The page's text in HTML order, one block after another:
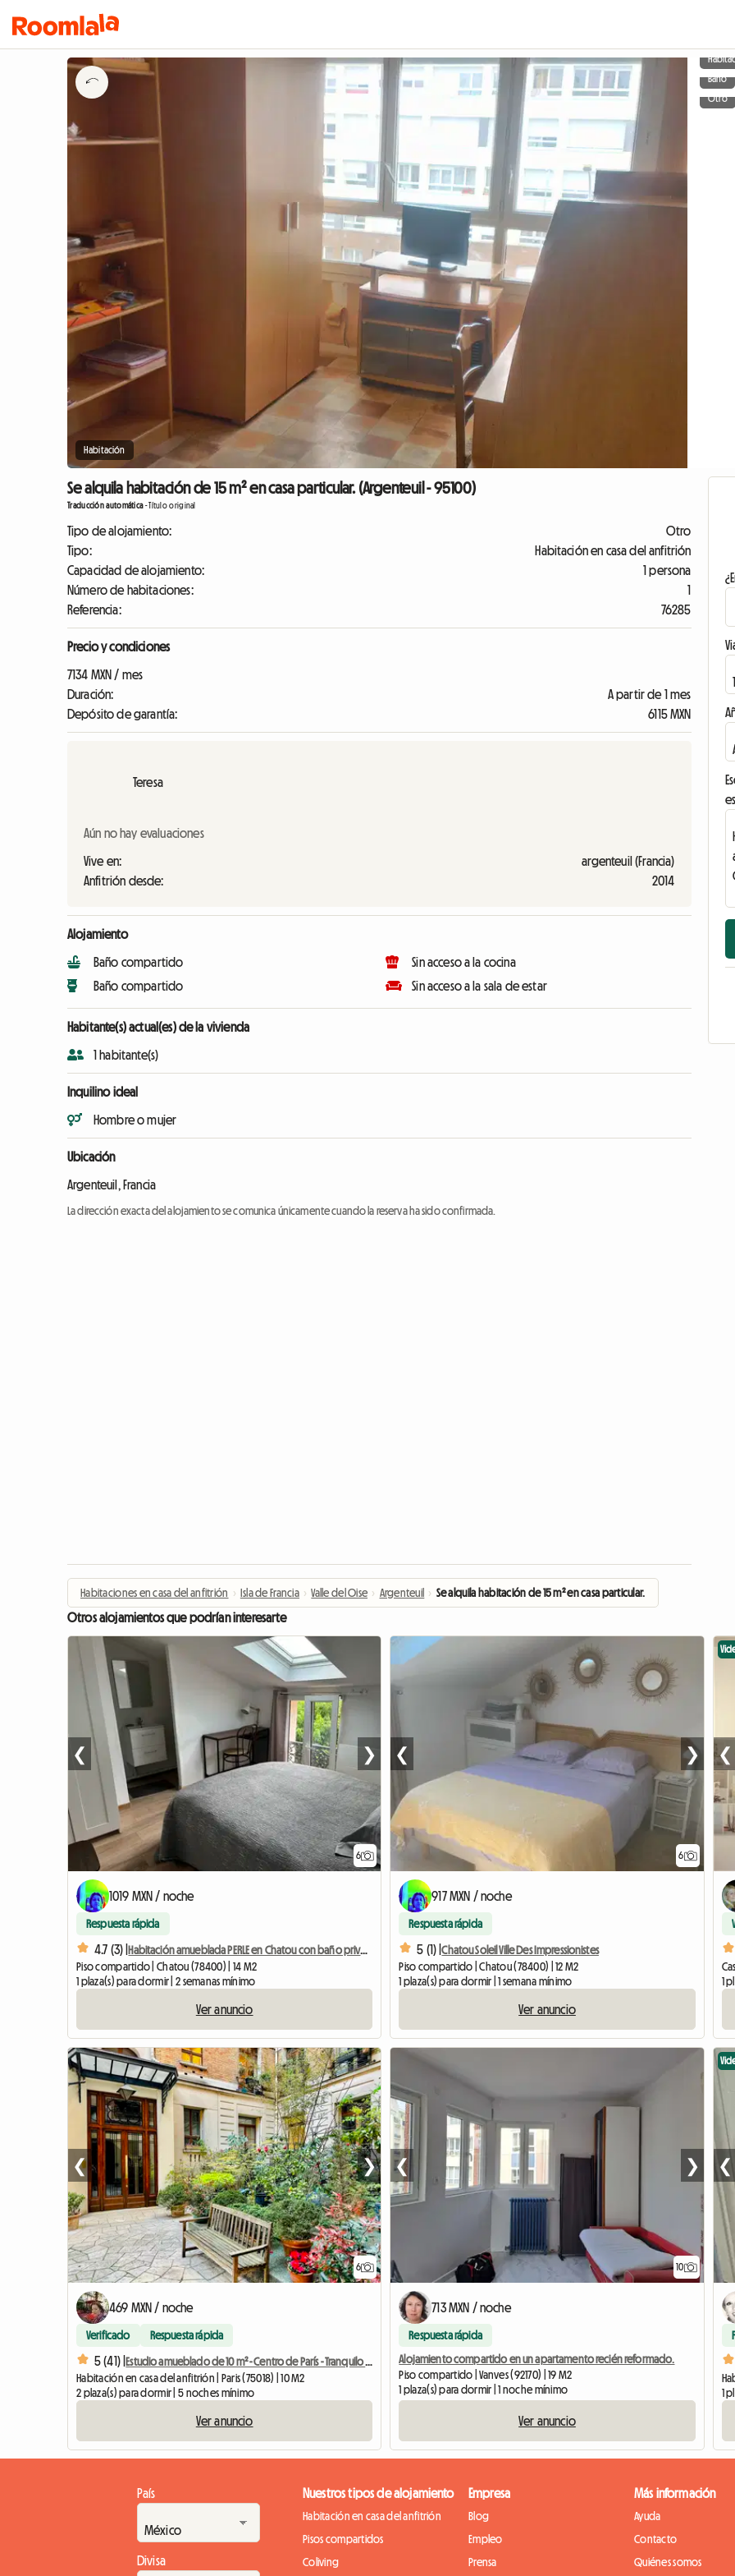
Habitación
Baño
Otro
Se alquila habitación de 15 m² en casa particular. (Argenteuil - 95100)
Traducción automática-Título original
Tipo de alojamiento:
Otro
Tipo:
Habitación en casa del anfitrión
Capacidad de alojamiento:
1 persona
Número de habitaciones:
1
Referencia:
76285
Precio y condiciones
7134 MXN / mes
Duración:
A partir de 1 mes
Depósito de garantía:
6115 MXN
Teresa
Aún no hay evaluaciones
Vive en:
argenteuil (Francia)
Anfitrión desde:
2014
Alojamiento
Baño compartido
Baño compartido
Sin acceso a la cocina
Sin acceso a la sala de estar
Habitante(s) actual(es) de la vivienda
1 habitante(s)
Inquilino ideal
Hombre o mujer
Ubicación
Argenteuil, Francia
La dirección exacta del alojamiento se comunica únicamente cuando la reserva ha sido confirmada.
Habitaciones en casa del anfitrión › Isla de Francia › Valle del Oise › Argenteuil › Se alquila habitación de 15 m² en casa particular.
Otros alojamientos que podrían interesarte
6
❮ ❯
1019 MXN / noche
Respuesta rápida
4.7 (3) |
Habitación amueblada PERLE en Chatou con baño privado
Piso compartido | Chatou (78400) | 14 M2
1 plaza(s) para dormir | 2 semanas mínimo
Ver anuncio
6
❮ ❯
917 MXN / noche
Respuesta rápida
5 (1) |Chatou Soleil Ville Des Impressionistes
Piso compartido | Chatou (78400) | 12 M2
1 plaza(s) para dormir | 1 semana mínimo
Ver anuncio
❮
1
6
❮ ❯
469 MXN / noche
Verificado Respuesta rápida
5 (41) |
Estudio amueblado de 10 m² - Centro de París - Tranquilo y luminoso
Habitación en casa del anfitrión | Paris (75018) | 10 M2
2 plaza(s) para dormir | 5 noches mínimo
Ver anuncio
10
❮ ❯
713 MXN / noche
Respuesta rápida
Alojamiento compartido en un apartamento recién reformado.
Piso compartido | Vanves (92170) | 19 M2
1 plaza(s) para dormir | 1 noche mínimo
Ver anuncio
❮
1
País
Divisa
Nuestros tipos de alojamiento
Habitación en casa del anfitrión
Pisos compartidos
Coliving
Empresa
Blog
Empleo
Prensa
Más información
Ayuda
Contacto
Quiénes somos